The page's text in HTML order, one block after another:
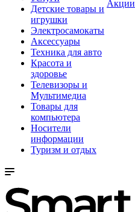
Детские товары и
игрушки
Электросамокаты
Аксессуары
Техника для авто
Красота и
здоровье
Телевизоры и
Мультимедиа
Товары для
компьютера
Носители
информации
Туризм и отдых
Акции